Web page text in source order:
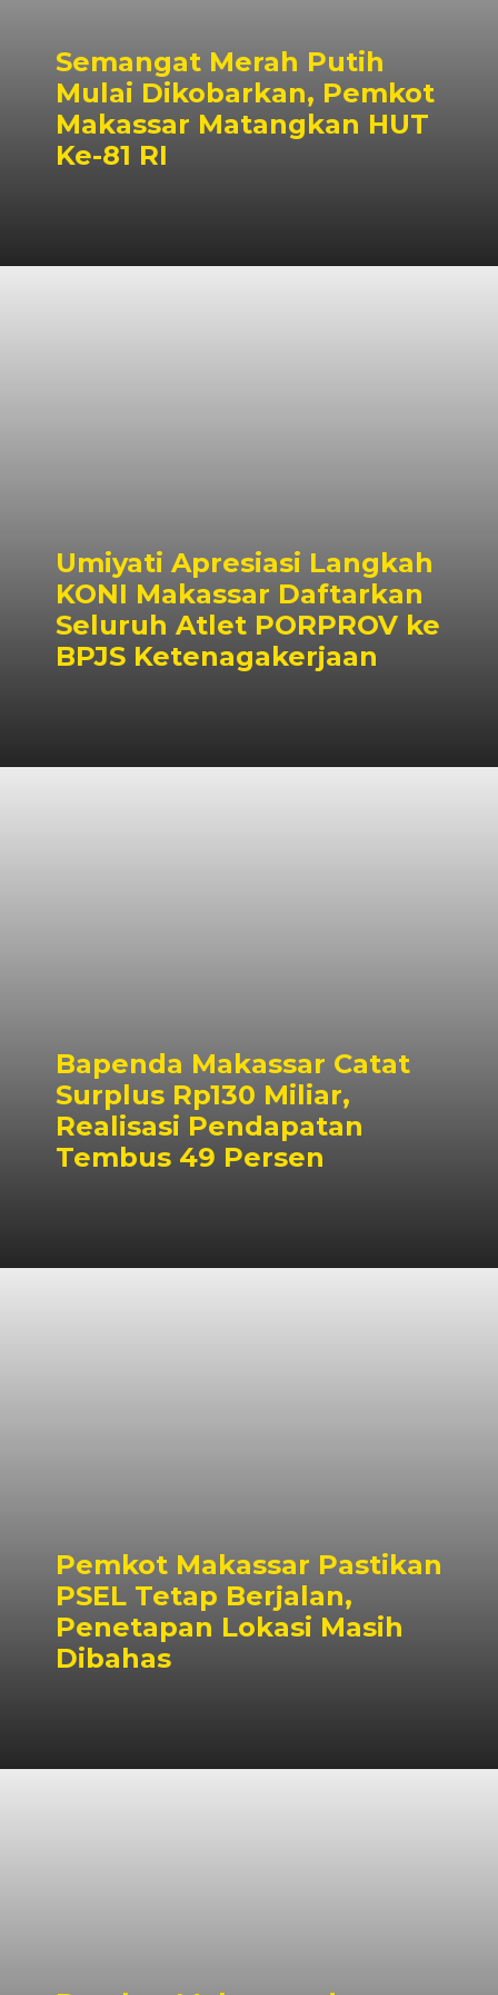
Semangat Merah Putih
Mulai Dikobarkan, Pemkot
Makassar Matangkan HUT
Ke-81 RI
Umiyati Apresiasi Langkah
KONI Makassar Daftarkan
Seluruh Atlet PORPROV ke
BPJS Ketenagakerjaan
Bapenda Makassar Catat
Surplus Rp130 Miliar,
Realisasi Pendapatan
Tembus 49 Persen
Pemkot Makassar Pastikan
PSEL Tetap Berjalan,
Penetapan Lokasi Masih
Dibahas